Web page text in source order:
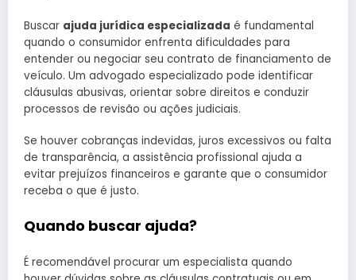
Buscar ajuda jurídica especializada é fundamental
quando o consumidor enfrenta dificuldades para
entender ou negociar seu contrato de financiamento de
veículo. Um advogado especializado pode identificar
cláusulas abusivas, orientar sobre direitos e conduzir
processos de revisão ou ações judiciais.
Se houver cobranças indevidas, juros excessivos ou falta
de transparência, a assistência profissional ajuda a
evitar prejuízos financeiros e garante que o consumidor
receba o que é justo.
Quando buscar ajuda?
É recomendável procurar um especialista quando